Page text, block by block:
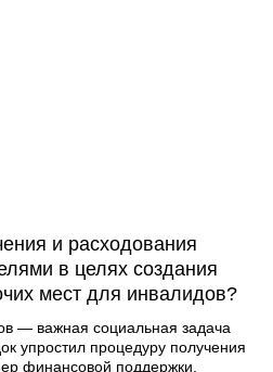
и расходования
в целях создания
мест для инвалидов?
— важная социальная задача
упростил процедуру получения
финансовой поддержки.